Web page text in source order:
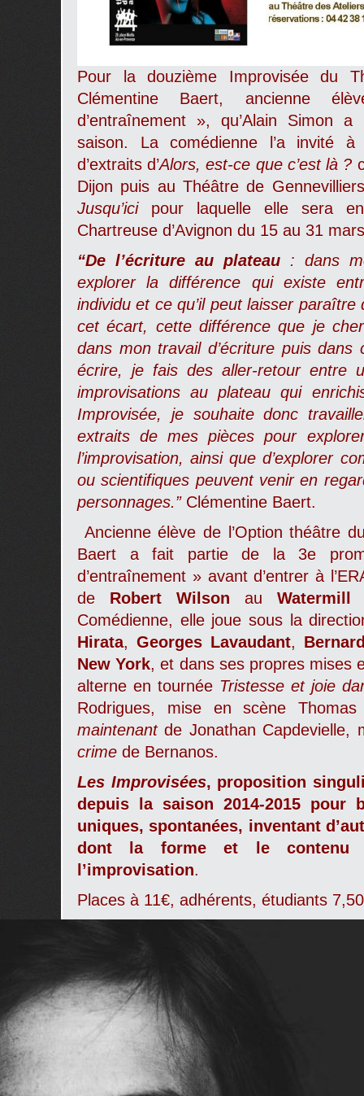
Pour la douzième Improvisée du
Clémentine Baert, ancienne
d’entraînement », qu’Alain Simon
saison. La comédienne l’a invité
d’extraits d’Alors, est-ce que c’est là ?
Dijon puis au Théâtre de
Jusqu’ici pour laquelle elle sera
Chartreuse d’Avignon du 15 au 31
“De l’écriture au plateau : dans
explorer la différence qui existe
individu et ce qu’il peut laisser paraître
cet écart, cette différence que je
dans mon travail d’écriture puis
écrire, je fais des aller-retour entre
improvisations au plateau qui
Improvisée, je souhaite donc
extraits de mes pièces pour
l’improvisation, ainsi que d’explorer
ou scientifiques peuvent venir en
personnages.” Clémentine Baert.
Ancienne élève de l’Option théâtre
Baert a fait partie de la 3e
d’entraînement » avant d’entrer à
de Robert Wilson auWatermill
Comédienne, elle joue sous la
Hirata,Georges Lavaudant,
New York, et dans ses propres mises
alterne en tournée Tristesse et joie
Rodrigues, mise en scène
maintenantde Jonathan Capdevielle,
crime de Bernanos.
Les Improvisées, proposition
depuis la saison 2014-2015 pour
uniques, spontanées, inventant
dont la forme et le contenu
l’improvisation.
Places à 11€, adhérents, étudiants